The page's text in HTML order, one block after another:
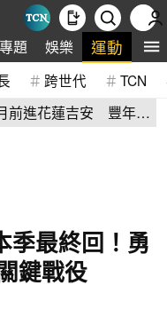
專題 娛樂 運動 全
跨世代 TCN
前進花蓮吉安 豐年節
季最終回！勇
鍵戰役